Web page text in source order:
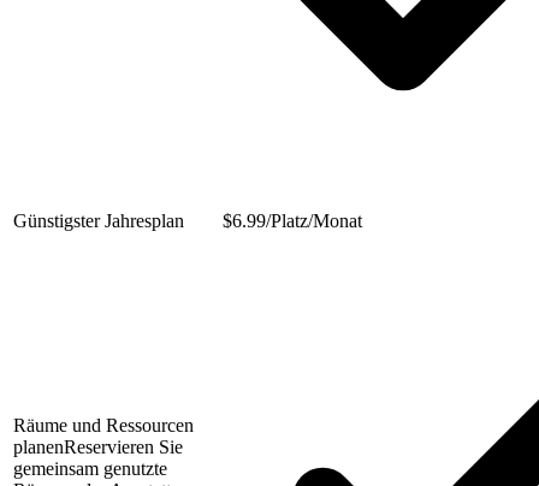
Günstigster Jahresplan $6.99/Platz/Monat
Räume und Ressourcen
planenReservieren Sie
gemeinsam genutzte